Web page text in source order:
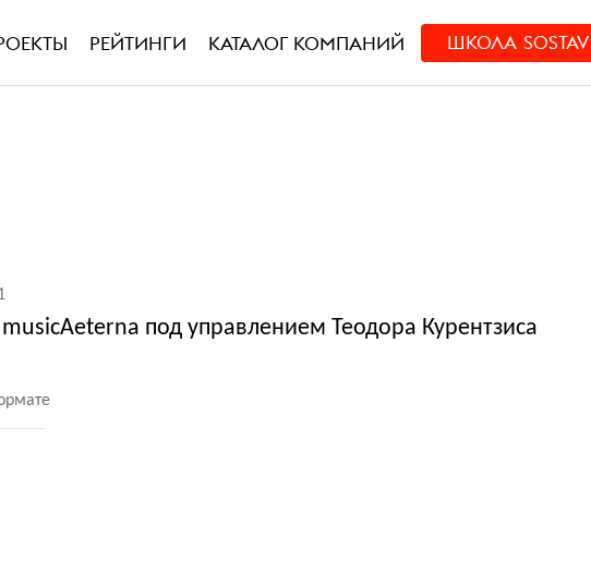
РЕЙТИНГИ КАТАЛОГ КОМПАНИЙ ШКОЛА SOSTAV
под управлением Теодора Курентзиса